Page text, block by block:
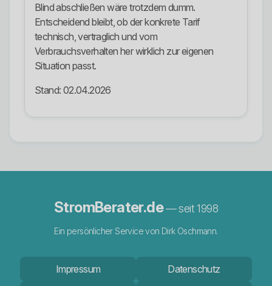
Blind abschließen wäre trotzdem dumm.
Entscheidend bleibt, ob der konkrete Tarif
technisch, vertraglich und vom
Verbrauchsverhalten her wirklich zur eigenen
Situation passt.
Stand: 02.04.2026
StromBerater.de— seit 1998
Ein persönlicher Service von Dirk Oschmann.
Impressum Datenschutz